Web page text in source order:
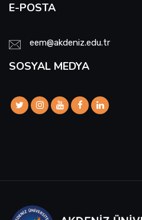
E-POSTA
eem@akdeniz.edu.tr
SOSYAL MEDYA